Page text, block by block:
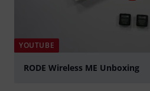
YOUTUBE
RODE Wireless ME Unboxing